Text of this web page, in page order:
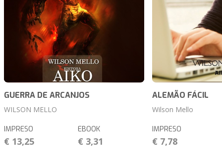
GUERRA DE ARCANJOS
WILSON MELLO
IMPRESO
€ 13,25
EBOOK
€ 3,31
ALEMÃO FÁCIL
Wilson Mello
IMPRESO
€ 7,78